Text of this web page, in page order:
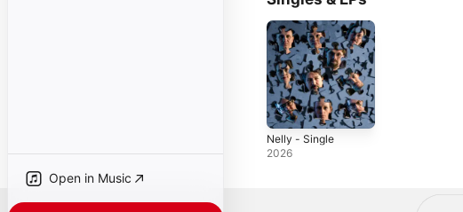
Open in Music
Nelly - Single
2026